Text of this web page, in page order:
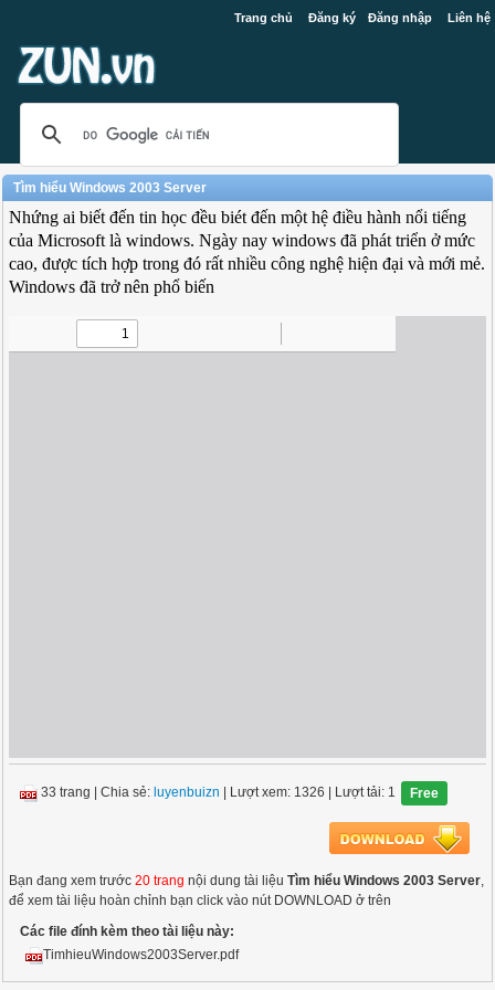
Trang chủ Đăng ký Đăng nhập Liên hệ
Tìm hiểu Windows 2003 Server
Nhứng ai biết đến tin học đều biét đến một hệ điều hành nổi tiếng
của Microsoft là windows. Ngày nay windows đã phát triển ở mức
cao, được tích hợp trong đó rất nhiều công nghệ hiện đại và mới mẻ.
Windows đã trở nên phổ biến
33 trang |Chia sẻ: luyenbuizn | Lượt xem: 1326 | Lượt tải: 1 Free
Bạn đang xem trước20 trang nội dung tài liệuTìm hiểu Windows 2003 Server,
để xem tài liệu hoàn chỉnh bạn click vào nút DOWNLOAD ở trên
Các file đính kèm theo tài liệu này:
TimhieuWindows2003Server.pdf